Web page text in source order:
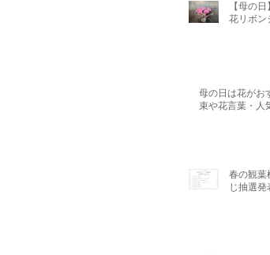
【母の
花リボン
母の日は花がお
束や花言葉・人
春の観葉
じ抽選発